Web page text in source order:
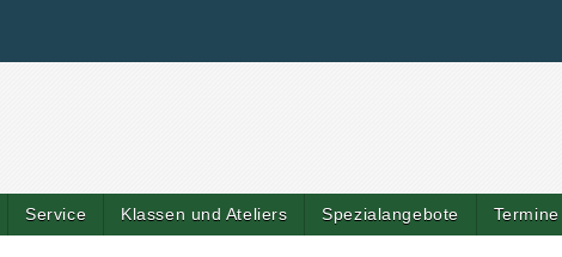
Service Klassen und Ateliers Spezialangebote Termine